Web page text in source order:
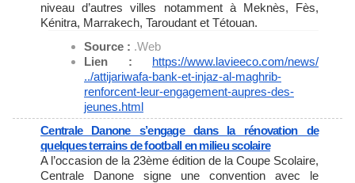
niveau d’autres villes notamment à Meknès, Fès,
Kénitra, Marrakech, Taroudant et Tétouan.
Source : .Web
Lien : https://www.lavieeco.com/news/
../attijariwafa-bank-et-injaz-al-maghrib-
renforcent-leur-engagement-aupres-des-
jeunes.html
Centrale Danone s’engage dans la rénovation de
quelques terrains de football en milieu scolaire
A l’occasion de la 23ème édition de la Coupe Scolaire,
Centrale Danone signe une convention avec le